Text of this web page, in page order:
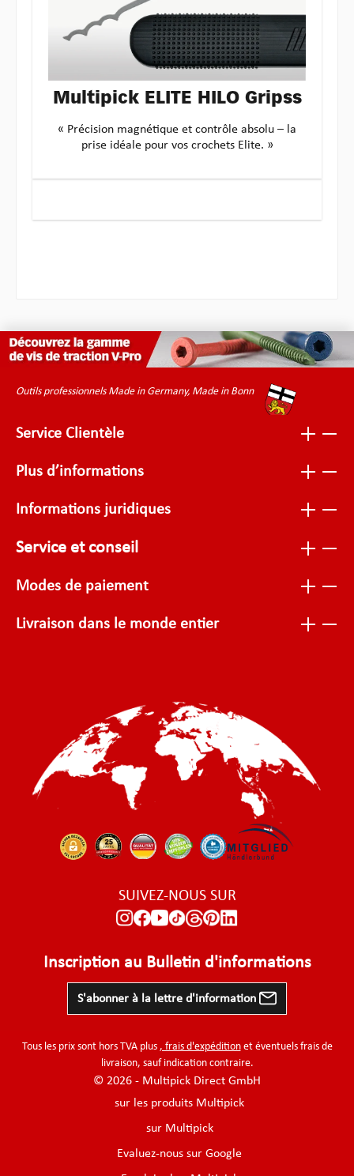
Multipick ELITE HILO Gripss
« Précision magnétique et contrôle absolu – la
prise idéale pour vos crochets Elite. »
Outils professionnels Made in Germany, Made in Bonn
Service Clientèle
Plus d’informations
Informations juridiques
Service et conseil
Modes de paiement
Livraison dans le monde entier
SUIVEZ-NOUS SUR
Inscription au Bulletin d'informations
S'abonner à la lettre d'information
Tous les prix sont hors TVA plus , frais d'expéditionet éventuels frais de
livraison, sauf indication contraire.
© 2026 - Multipick Direct GmbH
sur les produits Multipick
sur Multipick
Evaluez-nous sur Google